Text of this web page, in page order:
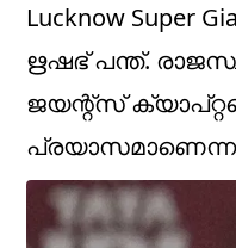
Lucknow Super
ഋഷഭ് പന്ത്.
ജയന്റ്‌സ്